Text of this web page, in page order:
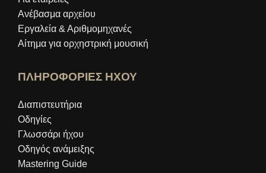
Ανέβασμα αρχείου
Εργαλεία & Αριθμομηχανές
Αίτημα για ορχηστρική μουσική
ΠΛΗΡΟΦΟΡΙΕΣ ΗΧΟΥ
Διαπιστευτήρια
Οδηγίες
Γλωσσάρι ήχου
Οδηγός ανάμειξης
Mastering Guide